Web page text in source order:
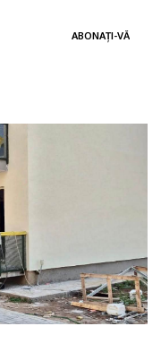
ABONAȚI-VĂ